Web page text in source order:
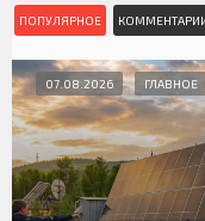
ПОПУЛЯРНОЕ
07.08.2026 ГЛАВНОЕ